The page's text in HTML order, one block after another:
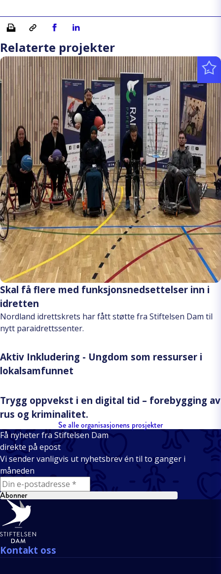
Skriv ut Kopiera länkDel på Facebook
Del på Linkedin
Relaterte projekter
Skal få flere med funksjonsnedsettelser inn i
idretten
Nordland idrettskrets har fått støtte fra Stiftelsen Dam til
nytt paraidrettssenter.
Aktiv Inkludering - Ungdom som ressurser i
lokalsamfunnet
Trygg oppvekst i en digital tid – forebygging av
rus og kriminalitet.
Se alle organisasjonens prosjekter
Få nyheter fra Stiftelsen Dam
direkte på epost
Vi sender vanligvis ut nyhetsbrev én til to ganger i
måneden
E-mail
Abonner
Bunntekst
Kontakt oss